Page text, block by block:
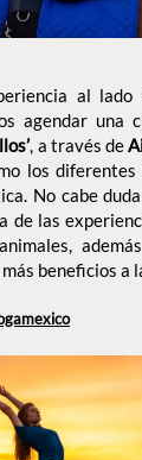
al lado
agendar una
, a través de
los
No cabe
de las
beneficios a